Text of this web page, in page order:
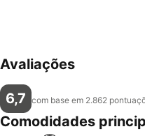
Avaliações
6,7 com base em 2.862
Comodidades